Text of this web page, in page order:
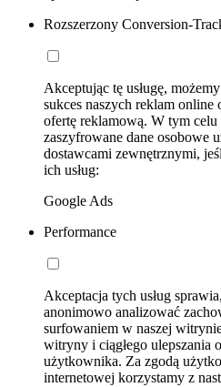
Rozszerzony Conversion-
Akceptując tę usługę,
sukces naszych reklam online
ofertę reklamową. W tym
zaszyfrowane dane osobowe
dostawcami zewnętrznymi,
ich usług:
Google Ads
Performance
Akceptacja tych usług
anonimowo analizować
surfowaniem w naszej
witryny i ciągłego ulepszania
użytkownika. Za zgodą
internetowej korzystamy z